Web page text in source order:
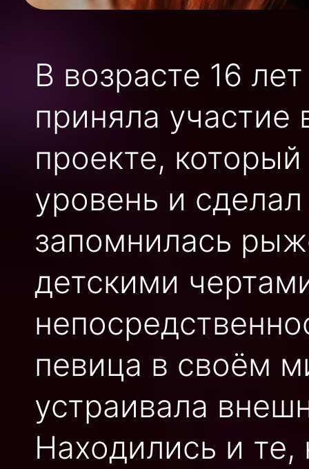
В возрасте 16
приняла
проекте,
уровень и
запомнилась
детскими
певица в своём
устраивала
Находились и те,